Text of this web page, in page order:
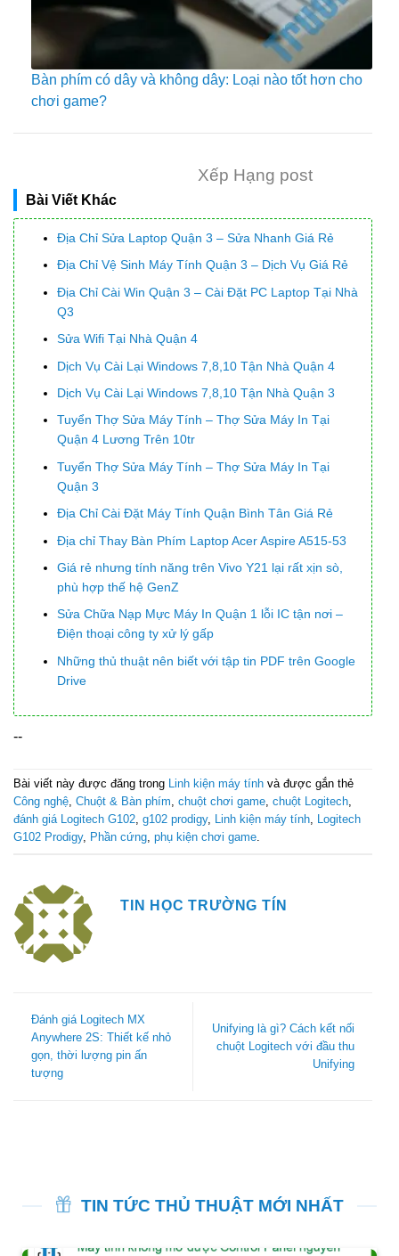
Bàn phím có dây và không dây: Loại nào tốt hơn cho
chơi game?
Xếp Hạng post
Bài Viết Khác
Địa Chỉ Sửa Laptop Quận 3 – Sửa Nhanh Giá Rẻ
Địa Chỉ Vệ Sinh Máy Tính Quận 3 – Dịch Vụ Giá Rẻ
Địa Chỉ Cài Win Quận 3 – Cài Đặt PC Laptop Tại Nhà
Q3
Sửa Wifi Tại Nhà Quận 4
Dịch Vụ Cài Lại Windows 7,8,10 Tận Nhà Quận 4
Dịch Vụ Cài Lại Windows 7,8,10 Tận Nhà Quận 3
Tuyển Thợ Sửa Máy Tính – Thợ Sửa Máy In Tại
Quận 4 Lương Trên 10tr
Tuyển Thợ Sửa Máy Tính – Thợ Sửa Máy In Tại
Quận 3
Địa Chỉ Cài Đặt Máy Tính Quận Bình Tân Giá Rẻ
Địa chỉ Thay Bàn Phím Laptop Acer Aspire A515-53
Giá rẻ nhưng tính năng trên Vivo Y21 lại rất xịn sò,
phù hợp thế hệ GenZ
Sửa Chữa Nạp Mực Máy In Quận 1 lỗi IC tận nơi –
Điện thoại công ty xử lý gấp
Những thủ thuật nên biết với tập tin PDF trên Google
Drive
--
Bài viết này được đăng trong Linh kiện máy tính và được gắn thẻ
Công nghệ, Chuột & Bàn phím, chuột chơi game, chuột Logitech,
đánh giá Logitech G102, g102 prodigy, Linh kiện máy tính, Logitech
G102 Prodigy, Phần cứng, phụ kiện chơi game.
TIN HỌC TRƯỜNG TÍN
Đánh giá Logitech MX
Anywhere 2S: Thiết kế nhỏ
gọn, thời lượng pin ấn
tượng
Unifying là gì? Cách kết nối
chuột Logitech với đầu thu
Unifying
TIN TỨC THỦ THUẬT MỚI NHẤT